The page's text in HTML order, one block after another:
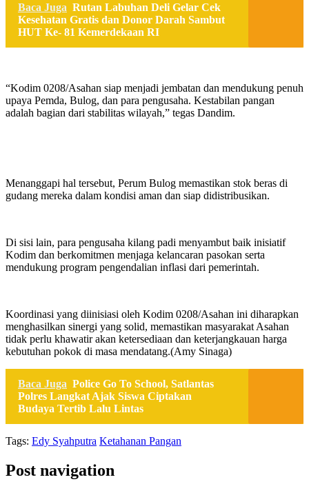
Baca Juga Rutan Labuhan Deli Gelar Cek
Kesehatan Gratis dan Donor Darah Sambut
HUT Ke- 81 Kemerdekaan RI
“Kodim 0208/Asahan siap menjadi jembatan dan mendukung penuh
upaya Pemda, Bulog, dan para pengusaha. Kestabilan pangan
adalah bagian dari stabilitas wilayah,” tegas Dandim.
Menanggapi hal tersebut, Perum Bulog memastikan stok beras di
gudang mereka dalam kondisi aman dan siap didistribusikan.
Di sisi lain, para pengusaha kilang padi menyambut baik inisiatif
Kodim dan berkomitmen menjaga kelancaran pasokan serta
mendukung program pengendalian inflasi dari pemerintah.
Koordinasi yang diinisiasi oleh Kodim 0208/Asahan ini diharapkan
menghasilkan sinergi yang solid, memastikan masyarakat Asahan
tidak perlu khawatir akan ketersediaan dan keterjangkauan harga
kebutuhan pokok di masa mendatang.(Amy Sinaga)
Baca Juga Police Go To School, Satlantas
Polres Langkat Ajak Siswa Ciptakan
Budaya Tertib Lalu Lintas
Tags: Edy Syahputra Ketahanan Pangan
Post navigation